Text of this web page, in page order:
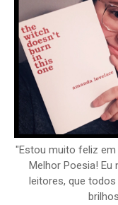
"Estou muito feliz
Melhor Poesia!
leitores, que